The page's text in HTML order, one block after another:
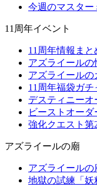
今週のマスター
11周年イベント
11周年情報まと
アズライールの
アズライールの
11周年福袋ガチ
デスティニーオ
ビーストオーダ
強化クエスト第
アズライールの廟
アズライールの
地獄の試練「妖